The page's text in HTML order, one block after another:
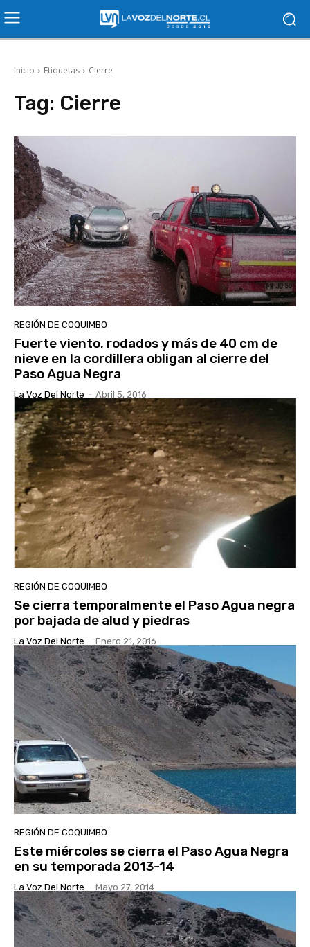
Inicio Etiquetas Cierre
Tag: Cierre
REGIÓN DE COQUIMBO
Fuerte viento, rodados y más de 40 cm de
nieve en la cordillera obligan al cierre del
Paso Agua Negra
La Voz Del Norte - Abril 5, 2016
REGIÓN DE COQUIMBO
Se cierra temporalmente el Paso Agua negra
por bajada de alud y piedras
La Voz Del Norte - Enero 21, 2016
REGIÓN DE COQUIMBO
Este miércoles se cierra el Paso Agua Negra
en su temporada 2013-14
La Voz Del Norte - Mayo 27, 2014